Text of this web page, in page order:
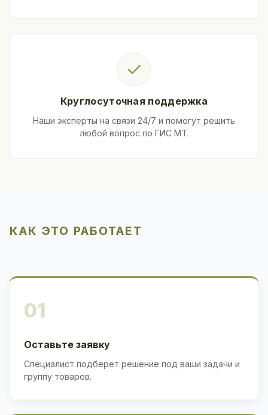
✓
Круглосуточная поддержка
Наши эксперты на связи 24/7 и помогут решить
любой вопрос по ГИС МТ.
КАК ЭТО РАБОТАЕТ
01
Оставьте заявку
Специалист подберет решение под ваши задачи и
группу товаров.